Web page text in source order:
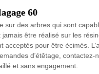
60
sur des arbres qui sont
être réalisé sur les
acceptés pour être écimés.
d’étêtage, contactez-
et sans engagement.